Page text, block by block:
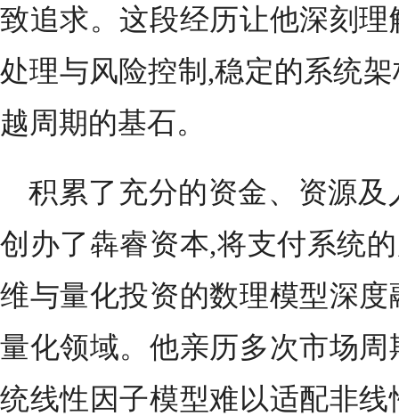
致追求。这段经历让他深刻
处理与风险控制,稳定的系统
越周期的基石。
积累了充分的资金、资源及
创办了犇睿资本,将支付系统
维与量化投资的数理模型深
量化领域。他亲历多次市场
统线性因子模型难以适配非